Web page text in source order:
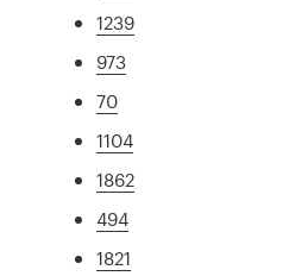
1239
973
70
1104
1862
494
1821